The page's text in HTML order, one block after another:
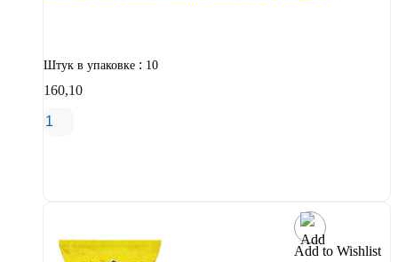
Штук в упаковке : 10
160,10
Add to Wishlist